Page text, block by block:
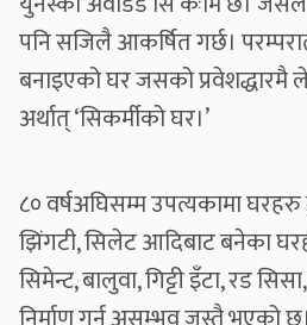
पनि सजिलै आकर्षित गर्छ।
बनाइएको घर जसको प्रवेशद्धारमै
अर्थात् ‘सिकर्मीको घर।’
८० वर्षअघिसम्म उपत्यकामा घरहरु
झिंगटी, सिलेट आदिबाट बनेका
सिमेन्ट, बालुवा, गिट्टी इँटा, रड